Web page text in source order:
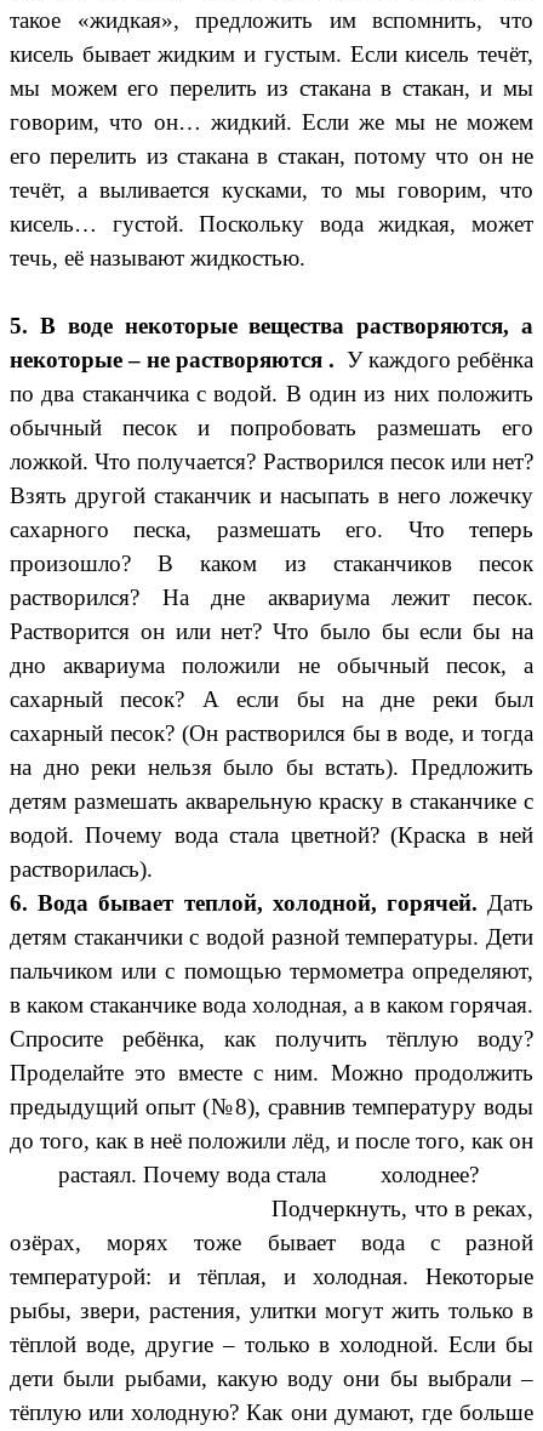
такое «жидкая», предложить им вспомнить, что
кисель бывает жидким и густым. Если кисель течёт,
мы можем его перелить из стакана в стакан, и мы
говорим, что он… жидкий. Если же мы не можем
его перелить из стакана в стакан, потому что он не
течёт, а выливается кусками, то мы говорим, что
кисель… густой.
Поскольку вода жидкая, может
течь, её называют жидкостью.
5. В воде некоторые вещества растворяются, а
некоторые – не растворяются . У каждого ребёнка
по два стаканчика с водой. В один из них положить
обычный песок и попробовать размешать его
ложкой. Что получается? Растворился песок или нет?
Взять другой стаканчик и насыпать в него ложечку
сахарного песка, размешать его. Что теперь
произошло? В каком из стаканчиков песок
растворился?
На дне аквариума лежит песок.
Растворится он или нет? Что было бы если бы на
дно аквариума положили не обычный песок, а
сахарный песок? А если бы на дне реки был
сахарный песок? (Он растворился бы в воде, и тогда
на дно реки нельзя было бы встать). Предложить
детям размешать акварельную краску в стаканчике с
водой. Почему вода стала цветной? (Краска в ней
растворилась).
6. Вода бывает теплой, холодной, горячей. Дать
детям стаканчики с водой разной температуры. Дети
пальчиком или с помощью термометра определяют,
в каком стаканчике вода холодная, а в каком горячая.
Спросите ребёнка, как получить тёплую воду?
Проделайте это вместе с ним. Можно продолжить
предыдущий опыт (№8), сравнив температуру воды
до того, как в неё положили лёд, и после того, как он
растаял. Почему вода стала холоднее?
Подчеркнуть, что в реках,
озёрах, морях тоже бывает вода с разной
температурой: и тёплая, и холодная. Некоторые
рыбы, звери, растения, улитки могут жить только в
тёплой воде, другие – только в холодной. Если бы
дети были рыбами, какую воду они бы выбрали –
тёплую или холодную? Как они думают, где больше